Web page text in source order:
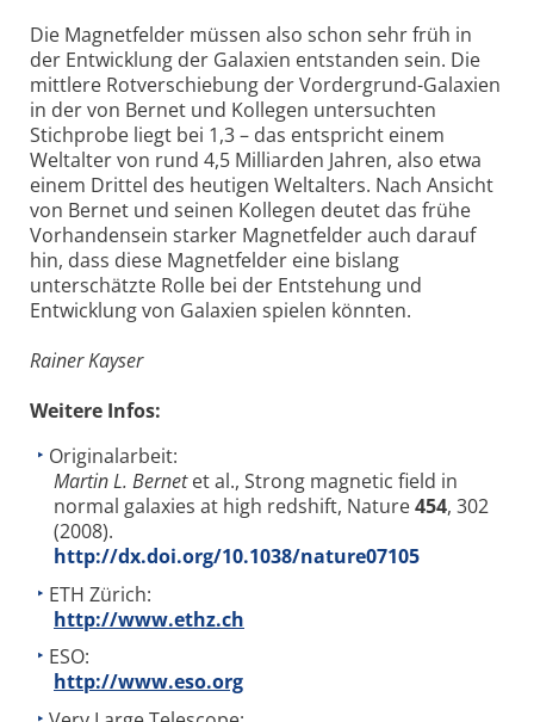
Die Magnetfelder müssen also schon sehr früh in
der Entwicklung der Galaxien entstanden sein. Die
mittlere Rotverschiebung der Vordergrund-Galaxien
in der von Bernet und Kollegen untersuchten
Stichprobe liegt bei 1,3 – das entspricht einem
Weltalter von rund 4,5 Milliarden Jahren, also etwa
einem Drittel des heutigen Weltalters. Nach Ansicht
von Bernet und seinen Kollegen deutet das frühe
Vorhandensein starker Magnetfelder auch darauf
hin, dass diese Magnetfelder eine bislang
unterschätzte Rolle bei der Entstehung und
Entwicklung von Galaxien spielen könnten.
Rainer Kayser
Weitere Infos:
Originalarbeit:
Martin L. Bernetet al., Strong magnetic field in
normal galaxies at high redshift, Nature454, 302
(2008).
http://dx.doi.org/10.1038/nature07105
ETH Zürich:
http://www.ethz.ch
ESO:
http://www.eso.org